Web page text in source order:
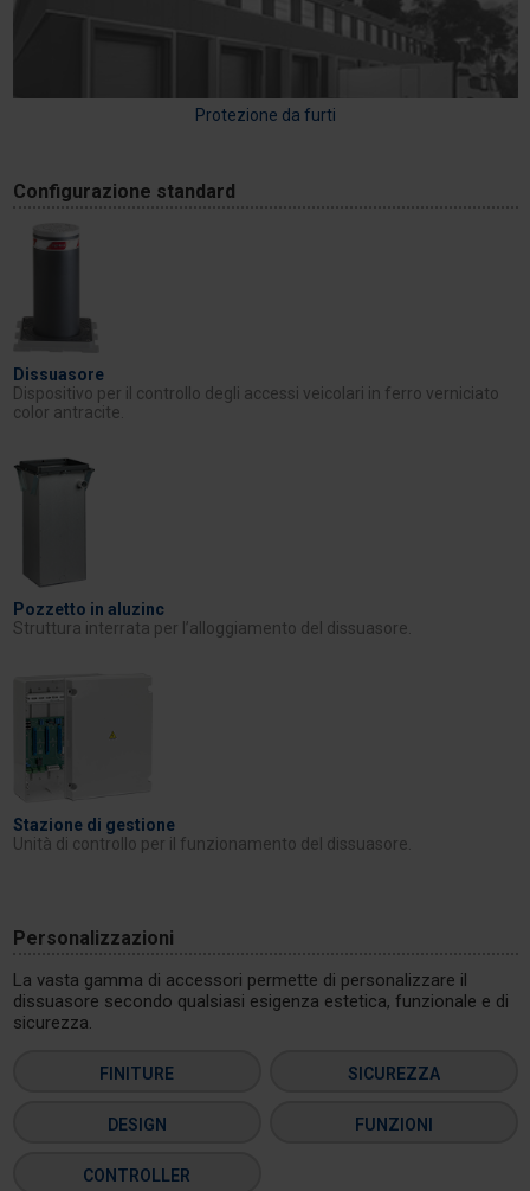
Protezione da furti
Configurazione standard
Dissuasore
Dispositivo per il controllo degli accessi veicolari in ferro verniciato
color antracite.
Pozzetto in aluzinc
Struttura interrata per l’alloggiamento del dissuasore.
Stazione di gestione
Unità di controllo per il funzionamento del dissuasore.
Personalizzazioni
La vasta gamma di accessori permette di personalizzare il
dissuasore secondo qualsiasi esigenza estetica, funzionale e di
sicurezza.
FINITURE SICUREZZA
DESIGN FUNZIONI
CONTROLLER